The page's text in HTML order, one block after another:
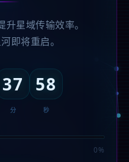
星域传输效率。
即将重启。
37
分
58
秒
0%